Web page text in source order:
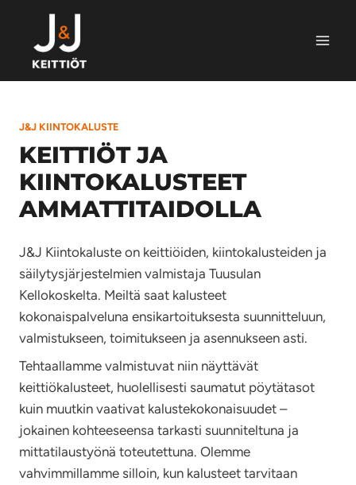
J&J KIINTOKALUSTE
KEITTIÖT JA
KIINTOKALUSTEET
AMMATTITAIDOLLA
J&J Kiintokaluste on keittiöiden, kiintokalusteiden ja
säilytysjärjestelmien valmistaja Tuusulan
Kellokoskelta. Meiltä saat kalusteet
kokonaispalveluna ensikartoituksesta suunnitteluun,
valmistukseen, toimitukseen ja asennukseen asti.
Tehtaallamme valmistuvat niin näyttävät
keittiökalusteet, huolellisesti saumatut pöytätasot
kuin muutkin vaativat kalustekokonaisuudet –
jokainen kohteeseensa tarkasti suunniteltuna ja
mittatilaustyönä toteutettuna. Olemme
vahvimmillamme silloin, kun kalusteet tarvitaan